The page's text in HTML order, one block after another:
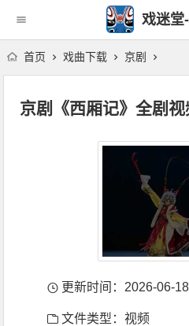
戏迷堂
首页 戏曲下载 京剧
京剧《西厢记》全剧
更新时间：2026-06-18
文件类型：视频